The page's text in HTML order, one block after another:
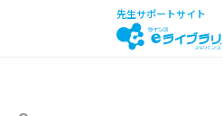
先生サポートサイト